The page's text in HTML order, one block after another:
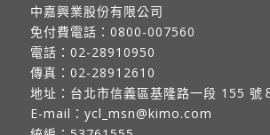
中嘉興業股份有限公司
免付費電話： 0800-007560
電話： 02-28910950
傳真： 02-28912610
地址： 台北市信義區基隆路一段 155 號
E-mail： ycl_msn@kimo.com